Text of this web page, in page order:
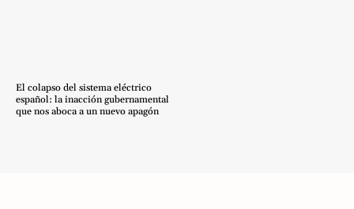
El colapso del sistema eléctrico
español: la inacción gubernamental
que nos aboca a un nuevo apagón